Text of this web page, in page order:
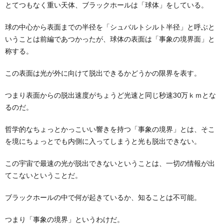
とてつもなく重い天体、ブラックホールは「球体」をしている。
球の中心から表面までの半径を「シュバルトシルト半径」と呼ぶと
いうことは前編であつかったが、球体の表面は「事象の境界面」と
称する。
この表面は光が外に向けて脱出できるかどうかの限界を表す。
つまり表面からの脱出速度がちょうど光速と同じ秒速30万ｋｍとな
るのだ。
哲学的なちょっとかっこいい響きを持つ「事象の境界」とは、そこ
を境にちょっとでも内側に入ってしまうと光も脱出できない。
この宇宙で最速の光が脱出できないということは、一切の情報が出
てこないということだ。
ブラックホールの中で何が起きているか、知ることは不可能。
つまり「事象の境界」というわけだ。